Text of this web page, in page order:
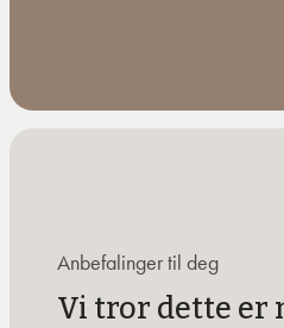
Anbefalinger til deg
Vi tror dette er